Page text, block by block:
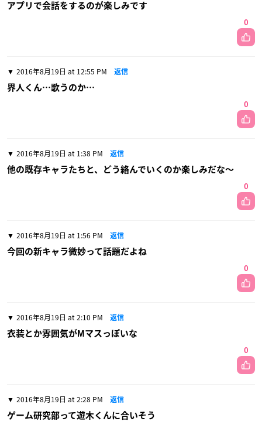
アプリで会話をするのが楽しみです
0
2016年8月19日 at 12:55 PM 返信
界人くん…歌うのか…
0
2016年8月19日 at 1:38 PM 返信
他の既存キャラたちと、どう絡んでいくのか楽しみだな〜
0
2016年8月19日 at 1:56 PM 返信
今回の新キャラ微妙って話題だよね
0
2016年8月19日 at 2:10 PM 返信
衣装とか雰囲気がМマスっぽいな
0
2016年8月19日 at 2:28 PM 返信
ゲーム研究部って遊木くんに合いそう